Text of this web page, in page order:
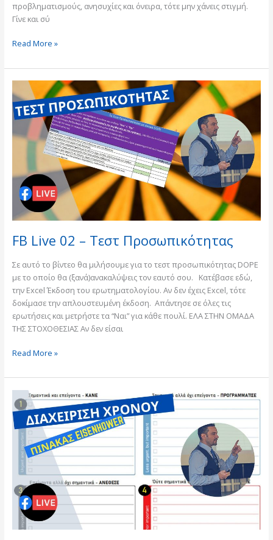
προβληματισμούς, ανησυχίες και όνειρα, τότε μην χάνεις στιγμή.
Γίνε και σύ
Read More »
FB Live 02 – Τεστ Προσωπικότητας
Σε αυτό το βίντεο θα μιλήσουμε για το τεστ προσωπικότητας DOPE
με το οποίο θα (ξανά)ανακαλύψεις τον εαυτό σου. Κατέβασε εδώ,
την Excel Έκδοση του ερωτηματολογίου. Αν δεν έχεις Excel, τότε
δοκίμασε την απλουστευμένη έκδοση. Απάντησε σε όλες τις
ερωτήσεις και μετρήστε τα “Ναι” για κάθε πουλί. ΕΛΑ ΣΤΗΝ ΟΜΑΔΑ
ΤΗΣ ΣΤΟΧΟΘΕΣΙΑΣ Αν δεν είσαι
Live
02
Τεστ
Προσωπικότητας
Read More »
Live
03
Διαχείριση
Χρόνου
Πίνακας
Eisenhower